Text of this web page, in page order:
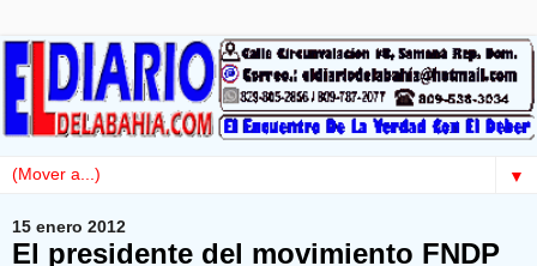
▼
15 enero 2012
El presidente del movimiento FNDP